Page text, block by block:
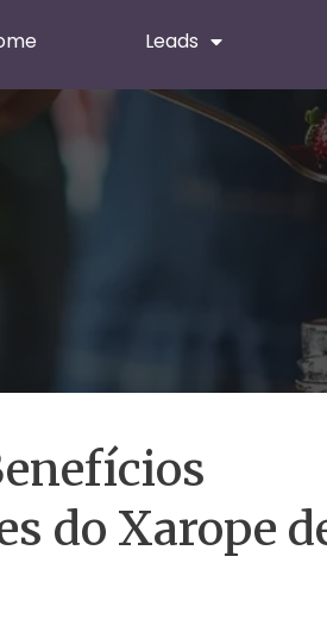
Leads
do Xarope